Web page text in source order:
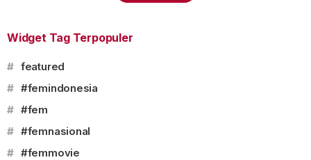
Widget Tag Terpopuler
# featured
# #femindonesia
# #fem
# #femnasional
# #femmovie